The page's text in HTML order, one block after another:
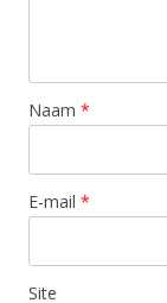
Naam *
E-mail *
Site